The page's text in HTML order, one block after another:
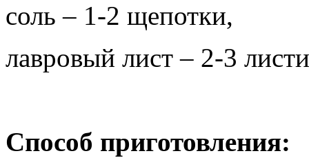
соль – 1-2 щепотки,
лавровый лист – 2-3
Способ приготовления: